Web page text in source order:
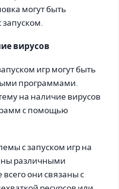
могут быть
вирусов
игр могут быть
программами.
на наличие вирусов
с помощью
с запуском игр на
различными
они связаны с